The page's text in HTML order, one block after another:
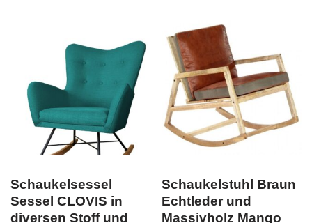
Schaukelsessel
Sessel CLOVIS in
diversen Stoff und
Schaukelstuhl Braun
Echtleder und
Massivholz Mango